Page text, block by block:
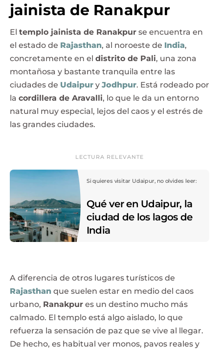
jainista de Ranakpur
El templo jainista de Ranakpur se encuentra en
el estado de Rajasthan, al noroeste de India,
concretamente en el distrito de Pali, una zona
montañosa y bastante tranquila entre las
ciudades de Udaipur y Jodhpur. Está rodeado por
la cordillera de Aravalli, lo que le da un entorno
natural muy especial, lejos del caos y el estrés de
las grandes ciudades.
LECTURA RELEVANTE
Si quieres visitar Udaipur, no olvides leer:
Qué ver en Udaipur, la
ciudad de los lagos de
India
A diferencia de otros lugares turísticos de
Rajasthan que suelen estar en medio del caos
urbano, Ranakpur es un destino mucho más
calmado. El templo está algo aislado, lo que
refuerza la sensación de paz que se vive al llegar.
De hecho, es habitual ver monos, pavos reales y